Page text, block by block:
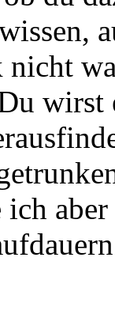
ich